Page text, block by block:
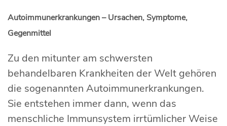
Autoimmunerkrankungen – Ursachen, Symptome,
Gegenmittel
Zu den mitunter am schwersten
behandelbaren Krankheiten der Welt gehören
die sogenannten Autoimmunerkrankungen.
Sie entstehen immer dann, wenn das
menschliche Immunsystem irrtümlicher Weise